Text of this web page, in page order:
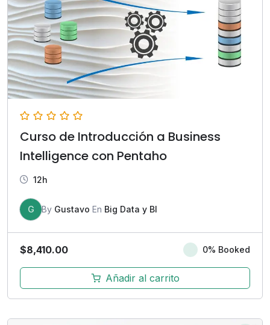
Curso de Introducción a Business
Intelligence con Pentaho
12h
G By Gustavo En Big Data y BI
$8,410.00 0% Booked
Añadir al carrito